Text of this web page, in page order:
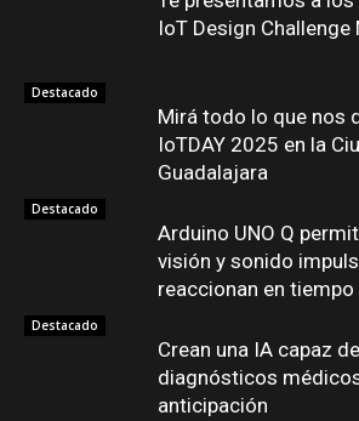
IoT Design
Destacado
Mirá todo lo que nos
IoTDAY 2025 en la
Guadalajara
Destacado
Arduino UNO Q
visión y sonido
reaccionan en tiempo
Destacado
Crean una IA capaz
diagnósticos
anticipación